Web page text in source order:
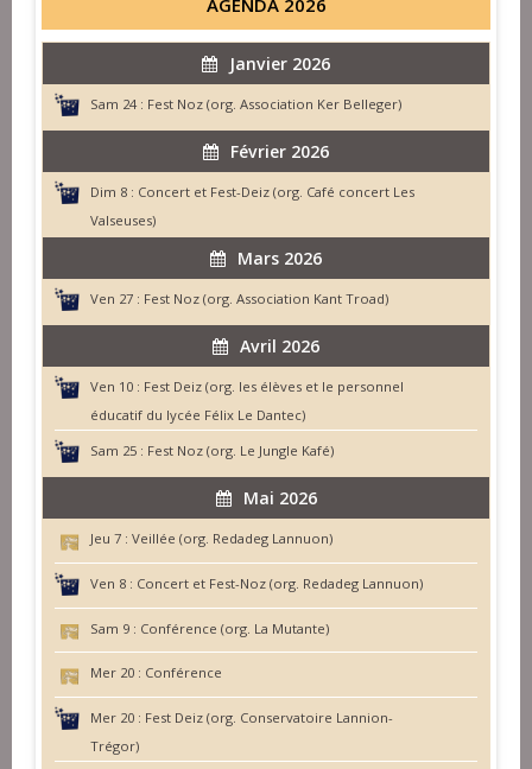
AGENDA 2026
Janvier 2026
Sam 24 : Fest Noz (org. Association Ker Belleger)
Février 2026
Dim 8 : Concert et Fest-Deiz (org. Café concert Les
Valseuses)
Mars 2026
Ven 27 : Fest Noz (org. Association Kant Troad)
Avril 2026
Ven 10 : Fest Deiz (org. les élèves et le personnel
éducatif du lycée Félix Le Dantec)
Sam 25 : Fest Noz (org. Le Jungle Kafé)
Mai 2026
Jeu 7 : Veillée (org. Redadeg Lannuon)
Ven 8 : Concert et Fest-Noz (org. Redadeg Lannuon)
Sam 9 : Conférence (org. La Mutante)
Mer 20 : Conférence
Mer 20 : Fest Deiz (org. Conservatoire Lannion-
Trégor)